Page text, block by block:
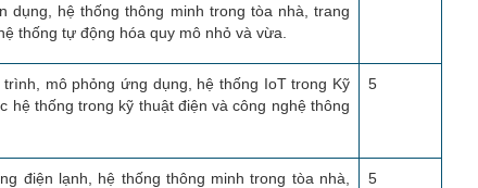
dụng, hệ thống thông minh trong tòa nhà, trang
thống tự động hóa quy mô nhỏ và vừa.
mô phỏng ứng dụng, hệ thống IoT trong Kỹ
hệ thống trong kỹ thuật điện và công nghệ thông
5
điện lạnh, hệ thống thông minh trong tòa nhà,
5